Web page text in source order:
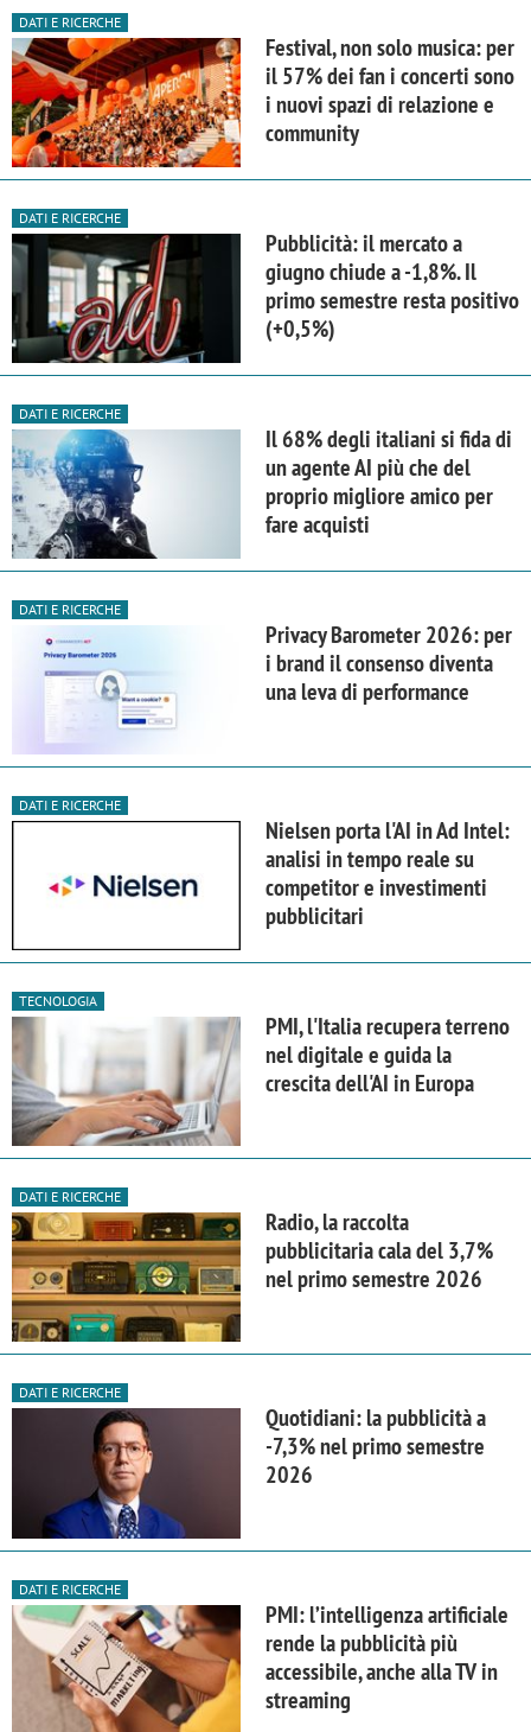
DATI E RICERCHE
Festival, non solo musica: per
il 57% dei fan i concerti sono
i nuovi spazi di relazione e
community
DATI E RICERCHE
Pubblicità: il mercato a
giugno chiude a -1,8%. Il
primo semestre resta positivo
(+0,5%)
DATI E RICERCHE
Il 68% degli italiani si fida di
un agente AI più che del
proprio migliore amico per
fare acquisti
DATI E RICERCHE
Privacy Barometer 2026: per
i brand il consenso diventa
una leva di performance
DATI E RICERCHE
Nielsen porta l'AI in Ad Intel:
analisi in tempo reale su
competitor e investimenti
pubblicitari
TECNOLOGIA
PMI, l'Italia recupera terreno
nel digitale e guida la
crescita dell'AI in Europa
DATI E RICERCHE
Radio, la raccolta
pubblicitaria cala del 3,7%
nel primo semestre 2026
DATI E RICERCHE
Quotidiani: la pubblicità a
-7,3% nel primo semestre
2026
DATI E RICERCHE
PMI: l’intelligenza artificiale
rende la pubblicità più
accessibile, anche alla TV in
streaming